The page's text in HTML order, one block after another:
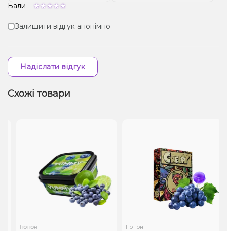
Бали
Залишити відгук анонімно
Надіслати відгук
Схожі товари
Тютюн
Тютюн